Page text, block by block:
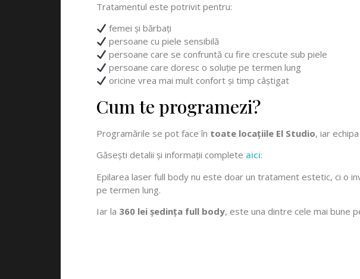
Tratamentul este potrivit pentru:
femei și bărbați
persoane cu piele sensibilă
persoane care se confruntă cu fire crescute sub piele
persoane care doresc o soluție pe termen lung
oricine vrea mai mult confort și timp câștigat
Cum te programezi?
Programările se pot face în toate locațiile El Studio, iar
Găsești detalii și informații complete aici:
Epilarea laser full body nu este doar un tratament estetic, ci o
pe termen lung.
Iar la 360 lei ședința full body, este una dintre cele mai bune